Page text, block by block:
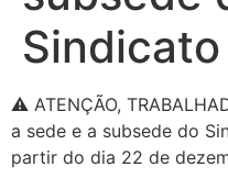
Sindicato
⚠️ ATENÇÃO,
a sede e a subsede do
partir do dia 22 de